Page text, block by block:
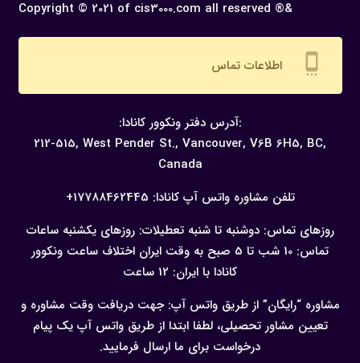
Copyright © 2021 of cis3000.com all reserved ®&
settings_cell اطلاعات تماس
:آدرس دفتر ونکوور کانادا:
212-515, West Pender St., Vancouver, V6B 6H5, BC,
Canada
تلفن مشاوره واتس آپ کانادا: 17788462445+
روزهای تماس: دوشنبه تا شنبه تعطیلات: روزهای یکشنبه ساعات
تماس: 10 شب تا 5 صبح به وقت ایران
اختلاف ساعت ونکوور
کانادا با ایران: 12 ساعت
مشاوره “رایگان” از طریق واتس آپ: جهت دریافت وقت مشاوره و
تعیین مشاور تحصیلی، لطفا ابتدا از طریق واتس آپ یک پیام
درخواست برای ما ارسال فرمایید.